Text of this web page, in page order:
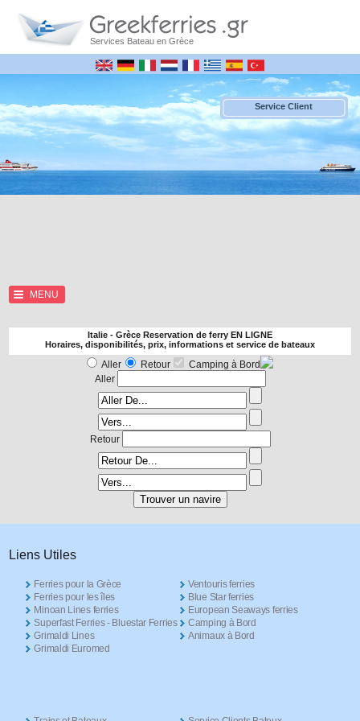
Services Bateau en Grèce
Service Client
MENU
Italie - Grèce Reservation de ferry EN LIGNE
Horaires, disponibilités, prix, informations et service de bateaux
Aller Retour
Camping à Bord
Aller
Retour
Liens Utiles
Ferries pour la Grèce
Ferries pour les îles
Minoan Lines ferries
Superfast Ferries - Bluestar Ferries
Grimaldi Lines
Grimaldi Euromed
Ventouris ferries
Blue Star ferries
European Seaways ferries
Camping à Bord
Animaux à Bord